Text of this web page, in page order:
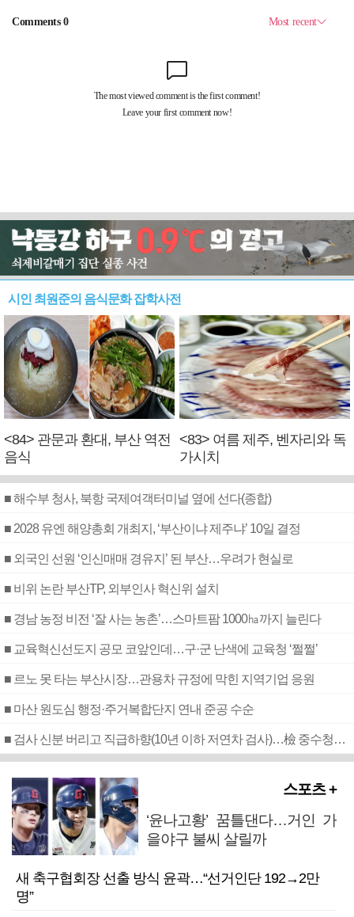
시인 최원준의 음식문화 잡학사전
<84> 관문과 환대, 부산 역전
음식
<83> 여름 제주, 벤자리와 독
가시치
■ 해수부 청사, 북항 국제여객터미널 옆에 선다(종합)
■ 2028 유엔 해양총회 개최지, ‘부산이냐 제주냐’ 10일 결정
■ 외국인 선원 ‘인신매매 경유지’ 된 부산…우려가 현실로
■ 비위 논란 부산TP, 외부인사 혁신위 설치
■ 경남 농정 비전 ‘잘 사는 농촌’…스마트팜 1000㏊까지 늘린다
■ 교육혁신선도지 공모 코앞인데…구·군 난색에 교육청 ‘쩔쩔’
■ 르노 못 타는 부산시장…관용차 규정에 막힌 지역기업 응원
■ 마산 원도심 행정·주거복합단지 연내 준공 수순
■ 검사 신분 버리고 직급하향(10년 이하 저연차 검사)…檢 중수청행 기피
스포츠 +
‘윤나고황’ 꿈틀댄다…거인 가
을야구 불씨 살릴까
새 축구협회장 선출 방식 윤곽…“선거인단 192→2만
명”